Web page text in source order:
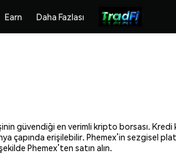
Earn Daha Fazlası
güvendiği en verimli kripto borsası.
çapında erişilebilir. Phemex’in sezgisel
Phemex’ten satın alın.